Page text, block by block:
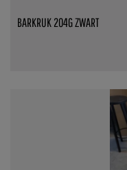
BARKRUK 204G ZWART